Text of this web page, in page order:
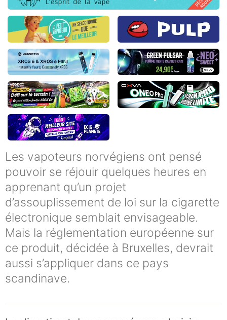
Les vapoteurs norvégiens ont pensé
pouvoir se réjouir quelques heures en
apprenant qu’un projet
d’assouplissement de loi sur la cigarette
électronique semblait envisageable.
Mais la réglementation européenne sur
ce produit, décidée à Bruxelles, devrait
aussi s’appliquer dans ce pays
scandinave.